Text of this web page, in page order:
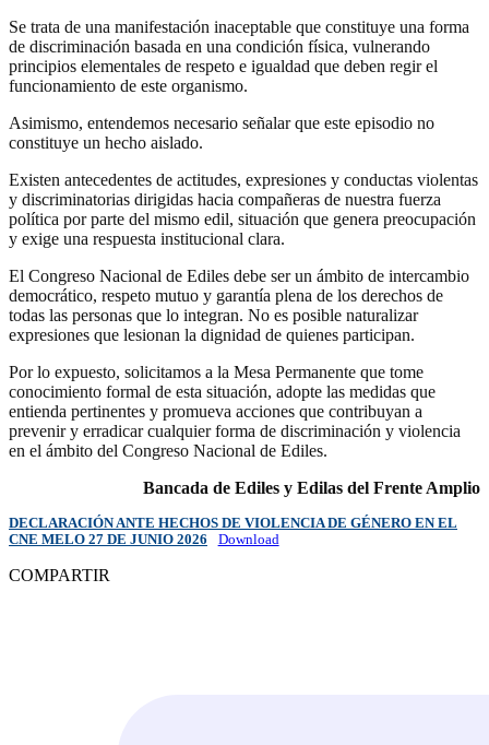
Se trata de una manifestación inaceptable que constituye una forma
de discriminación basada en una condición física, vulnerando
principios elementales de respeto e igualdad que deben regir el
funcionamiento de este organismo.
Asimismo, entendemos necesario señalar que este episodio no
constituye un hecho aislado.
Existen antecedentes de actitudes, expresiones y conductas violentas
y discriminatorias dirigidas hacia compañeras de nuestra fuerza
política por parte del mismo edil, situación que genera preocupación
y exige una respuesta institucional clara.
El Congreso Nacional de Ediles debe ser un ámbito de intercambio
democrático, respeto mutuo y garantía plena de los derechos de
todas las personas que lo integran. No es posible naturalizar
expresiones que lesionan la dignidad de quienes participan.
Por lo expuesto, solicitamos a la Mesa Permanente que tome
conocimiento formal de esta situación, adopte las medidas que
entienda pertinentes y promueva acciones que contribuyan a
prevenir y erradicar cualquier forma de discriminación y violencia
en el ámbito del Congreso Nacional de Ediles.
Bancada de Ediles y Edilas del Frente Amplio
DECLARACIÓN ANTE HECHOS DE VIOLENCIA DE GÉNERO EN EL
CNE MELO 27 DE JUNIO 2026
Download
COMPARTIR